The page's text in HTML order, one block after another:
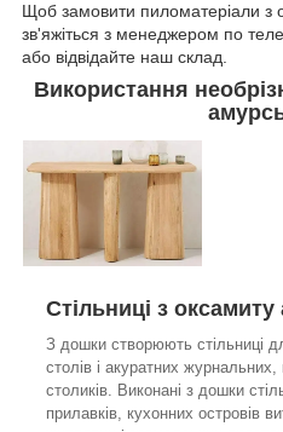
Щоб замовити пиломатеріали з
зв'яжіться з менеджером по
або відвідайте наш склад.
Використання
Стільниці з оксамиту
З дошки створюють стільниці
столів і акуратних
столиків. Виконані з дошки
прилавків, кухонних островів